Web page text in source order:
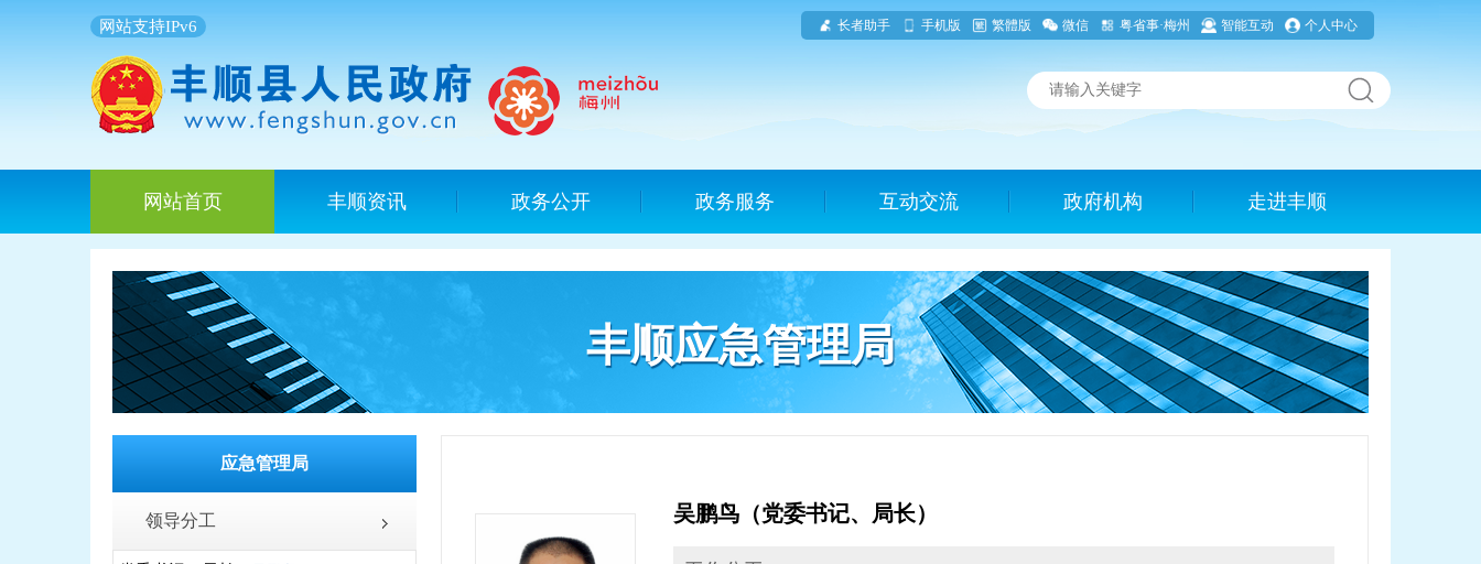
网站支持IPv6 长者助手 手机版 繁體版 微信 粤省事·梅州 智能互动 个人中心
网站首页 丰顺资讯 政务公开 政务服务 互动交流 政府机构 走进丰顺
丰顺应急管理局
应急管理局
领导分工 吴鹏鸟（党委书记、局长）